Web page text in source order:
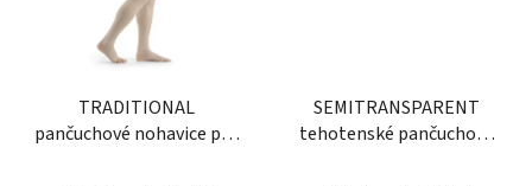
TRADITIONAL
pančuchové nohavice pre
SEMITRANSPARENT
tehotenské pančuchové